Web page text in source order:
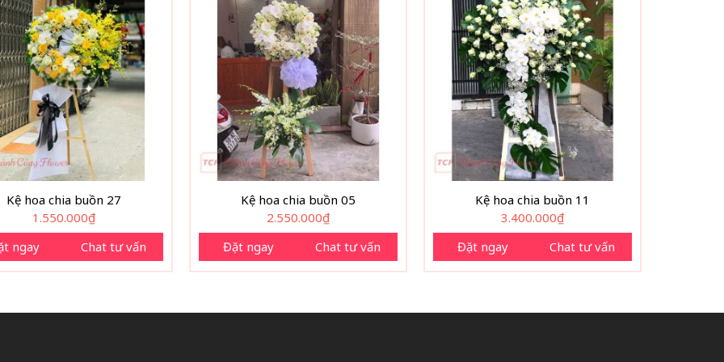
Kệ hoa chia buồn 27
1.550.000₫
ngay
Chat tư vấn
Kệ hoa chia buồn 05
2.550.000₫
Đặt ngay
Chat tư vấn
Kệ hoa chia buồn 11
3.400.000₫
Đặt ngay
Chat tư vấn